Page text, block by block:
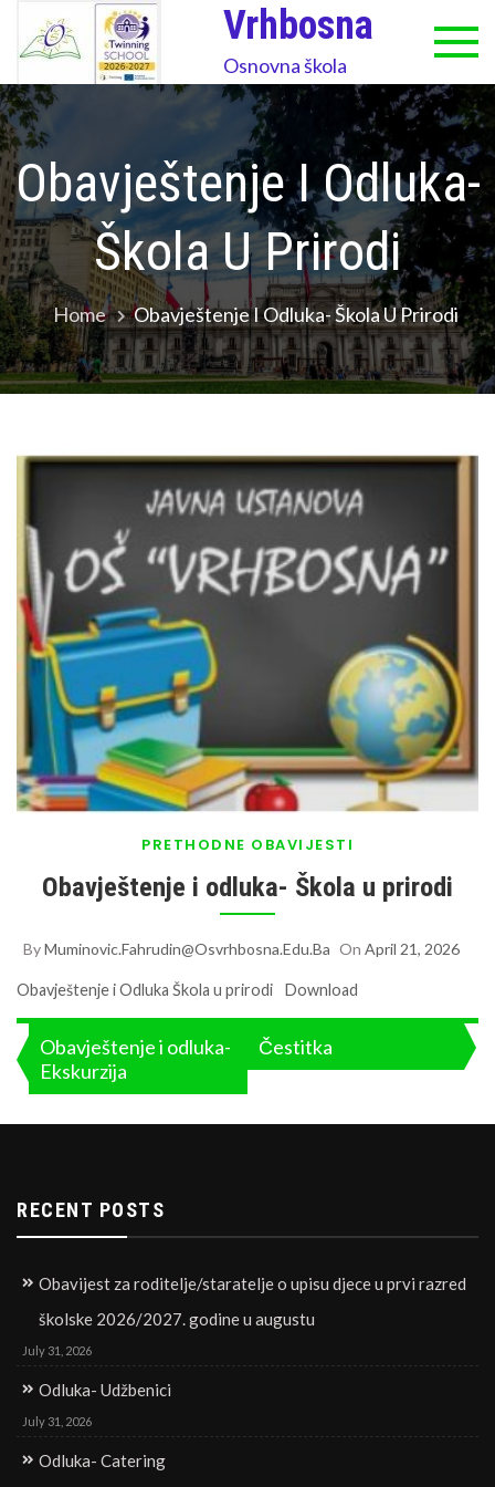
Vrhbosna
Osnovna škola
Obavještenje I Odluka-
Škola U Prirodi
Home Obavještenje I Odluka- Škola U Prirodi
PRETHODNE OBAVIJESTI
Obavještenje i odluka- Škola u prirodi
ByMuminovic.fahrudin@osvrhbosna.edu.ba On April 21, 2026
Obavještenje i Odluka Škola u prirodi Download
Post
navigation
Obavještenje i odluka-
Ekskurzija
Čestitka
RECENT POSTS
Obavijest za roditelje/staratelje o upisu djece u prvi razred
školske 2026/2027. godine u augustu
July 31, 2026
Odluka- Udžbenici
July 31, 2026
Odluka- Catering